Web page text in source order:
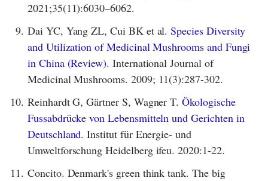
2021;35(11):6030–6062.
9. Dai YC, Yang ZL, Cui BK et al.Species Diversity
and Utilization of Medicinal Mushrooms and Fungi
in China (Review). International Journal of
Medicinal Mushrooms. 2009; 11(3):287-302.
10. Reinhardt G, Gärtner S, Wagner T.Ökologische
Fussabdrücke von Lebensmitteln und Gerichten in
Deutschland. Institut für Energie- und
Umweltforschung Heidelberg ifeu. 2020:1-22.
11. Concito. Denmark's green think tank. The big